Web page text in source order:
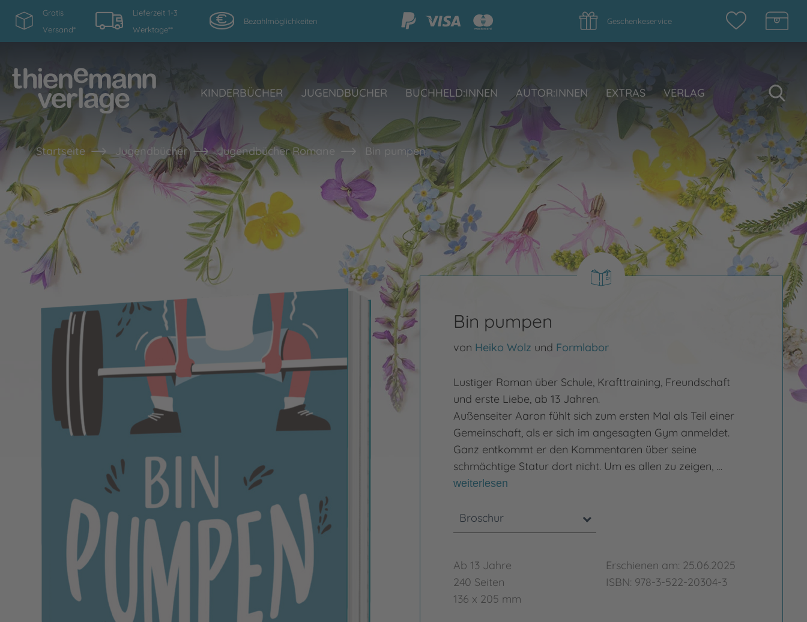
Gratis
Versand*
Lieferzeit 1-3
Werktage**
Bezahlmöglichkeiten Geschenkeservice
KINDERBÜCHER JUGENDBÜCHER BUCHHELD:INNEN AUTOR:INNEN EXTRAS VERLAG
Startseite Jugendbücher Jugendbücher Romane Bin pumpen
Bin pumpen
von Heiko Wolz und Formlabor
Lustiger Roman über Schule, Krafttraining, Freundschaft
und erste Liebe, ab 13 Jahren.
Außenseiter Aaron fühlt sich zum ersten Mal als Teil einer
Gemeinschaft, als er sich im angesagten Gym anmeldet.
Ganz entkommt er den Kommentaren über seine
schmächtige Statur dort nicht. Um es allen zu zeigen, …
weiterlesen
Broschur
Ab 13 Jahre
240 Seiten
136 x 205 mm
Erschienen am: 25.06.2025
ISBN: 978-3-522-20304-3